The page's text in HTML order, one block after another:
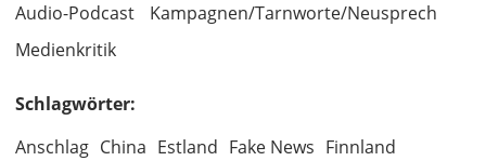
Audio-Podcast
Kampagnen/Tarnworte/Neusprech
Medienkritik
Schlagwörter:
Anschlag China Estland Fake News Finnland